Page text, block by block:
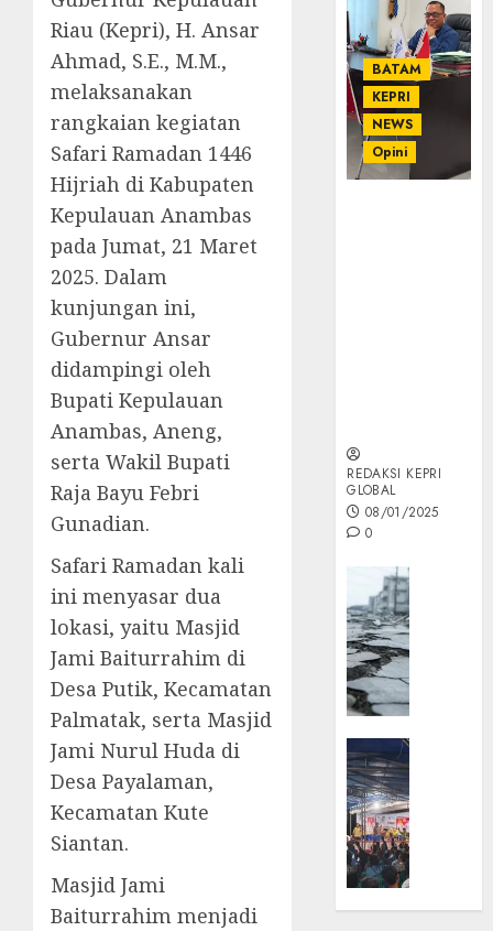
Riau (Kepri), H. Ansar
Ahmad, S.E., M.M.,
melaksanakan
rangkaian kegiatan
Safari Ramadan 1446
Hijriah di Kabupaten
Kepulauan Anambas
pada Jumat, 21 Maret
2025. Dalam
kunjungan ini,
Gubernur Ansar
didampingi oleh
Bupati Kepulauan
Anambas, Aneng,
serta Wakil Bupati
Raja Bayu Febri
Gunadian.
Safari Ramadan kali
ini menyasar dua
lokasi, yaitu Masjid
Jami Baiturrahim di
Desa Putik, Kecamatan
Palmatak, serta Masjid
Jami Nurul Huda di
Desa Payalaman,
Kecamatan Kute
Siantan.
Masjid Jami
Baiturrahim menjadi
BATAM
KEPRI
NEWS
Opini
REDAKSI KEPRI
GLOBAL
08/01/2025
0